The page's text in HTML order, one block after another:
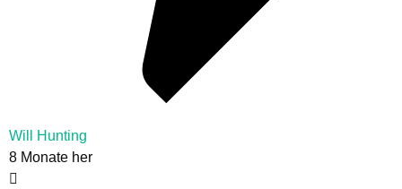
Will Hunting
8 Monate her